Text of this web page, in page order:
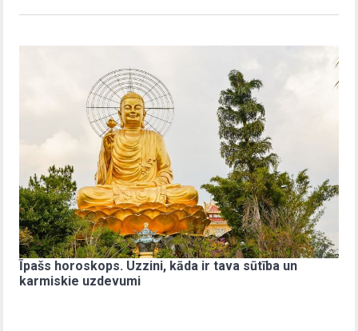
Īpašs horoskops. Uzzini, kāda ir tava sūtība un
karmiskie uzdevumi